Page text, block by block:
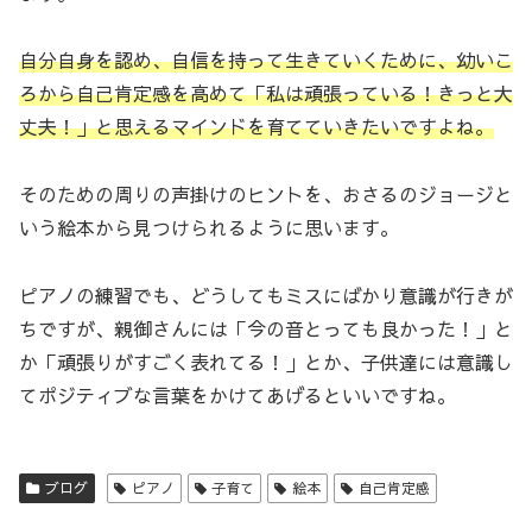
自分自身を認め、自信を持って生きていくために、幼いこ
ろから自己肯定感を高めて「私は頑張っている！きっと大
丈夫！」と思えるマインドを育てていきたいですよね。
そのための周りの声掛けのヒントを、おさるのジョージと
いう絵本から見つけられるように思います。
ピアノの練習でも、どうしてもミスにばかり意識が行きが
ちですが、親御さんには「今の音とっても良かった！」と
か「頑張りがすごく表れてる！」とか、子供達には意識し
てポジティブな言葉をかけてあげるといいですね。
ブログ ピアノ 子育て 絵本 自己肯定感